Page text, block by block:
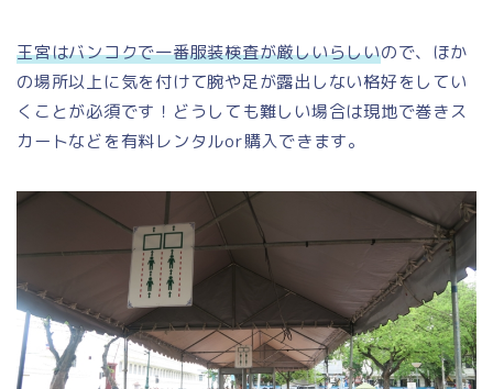
王宮はバンコクで一番服装検査が厳しいらしいので、ほか
の場所以上に気を付けて腕や足が露出しない格好をしてい
くことが必須です！どうしても難しい場合は現地で巻きス
カートなどを有料レンタルor購入できます。